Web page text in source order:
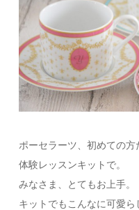
ポーセラーツ、初めての
体験レッスンキットで。
みなさま、とてもお上手。
キットでもこんなに可愛ら